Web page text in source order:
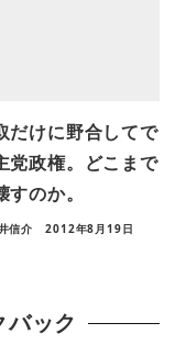
だけに野合してで
党政権。どこまで
すのか。
信介 2012年8月19日
ック